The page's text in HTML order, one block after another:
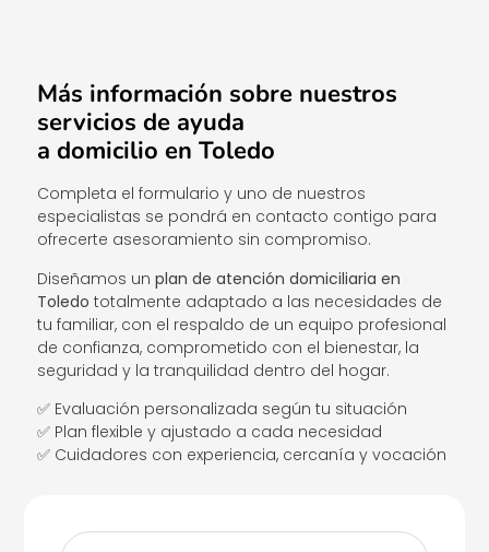
Más información sobre nuestros
servicios de ayuda
a domicilio en Toledo
Completa el formulario y uno de nuestros
especialistas se pondrá en contacto contigo para
ofrecerte asesoramiento sin compromiso.
Diseñamos unplan de atención domiciliaria en
Toledo totalmente adaptado a las necesidades de
tu familiar, con el respaldo de un equipo profesional
de confianza, comprometido con el bienestar, la
seguridad y la tranquilidad dentro del hogar.
✅ Evaluación personalizada según tu situación
✅ Plan flexible y ajustado a cada necesidad
✅ Cuidadores con experiencia, cercanía y vocación